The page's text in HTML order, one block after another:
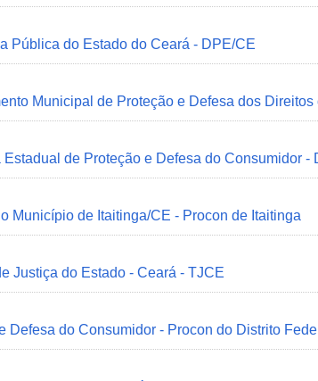
Pública do Estado do Ceará - DPE/CE
Municipal de Proteção e Defesa dos
Estadual de Proteção e Defesa do Consumidor
Município de Itaitinga/CE - Procon de Itaitinga
Justiça do Estado - Ceará - TJCE
Defesa do Consumidor - Procon do Distrito